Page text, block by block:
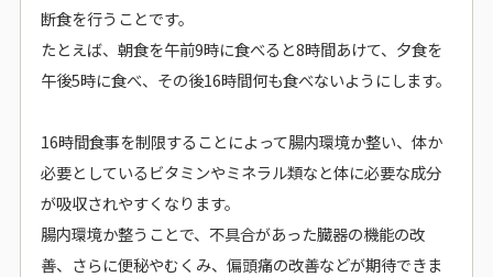
断食を行うことです。
たとえば、朝食を午前9時に食べると8時間あけて、夕食を
午後5時に食べ、その後16時間何も食べないようにします。
16時間食事を制限することによって腸内環境か整い、体か
必要としているビタミンやミネラル類なと体に必要な成分
が吸収されやすくなります。
腸内環境か整うことで、不具合があった臓器の機能の改
善、さらに便秘やむくみ、偏頭痛の改善などが期待できま